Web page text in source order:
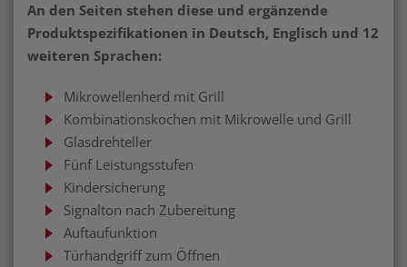
An den Seiten stehen diese und ergänzende
Produktspezifikationen in Deutsch, Englisch und 12
weiteren Sprachen:
Mikrowellenherd mit Grill
Kombinationskochen mit Mikrowelle und Grill
Glasdrehteller
Fünf Leistungsstufen
Kindersicherung
Signalton nach Zubereitung
Auftaufunktion
Türhandgriff zum Öffnen